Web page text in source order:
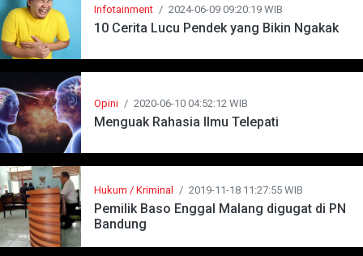
Infotainment / 2024-06-09 09:20:19 WIB
10 Cerita Lucu Pendek yang Bikin Ngakak
Opini / 2020-06-10 04:52:12 WIB
Menguak Rahasia Ilmu Telepati
Hukum / Kriminal / 2019-11-18 11:27:55 WIB
Pemilik Baso Enggal Malang digugat di PN
Bandung